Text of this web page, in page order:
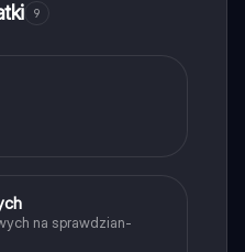
9
na sprawdzian-